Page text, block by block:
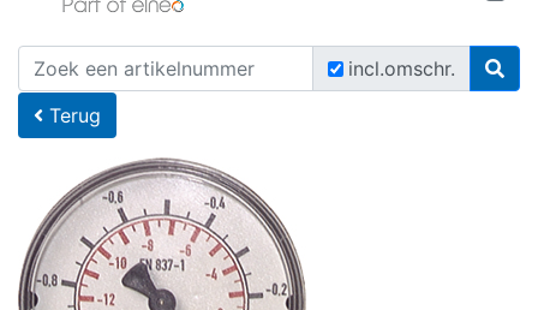
incl.omschr.
U bevindt zich hier Home
Terug